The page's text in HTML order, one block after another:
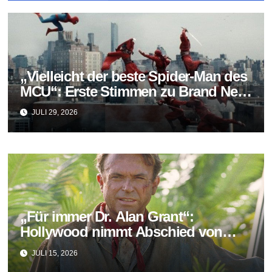
„Vielleicht der beste Spider-Man des
MCU“: Erste Stimmen zu Brand New
Day fallen überraschend positiv aus
JULI 29, 2026
„Für immer Dr. Alan Grant“:
Hollywood nimmt Abschied von
Sam Neill
JULI 15, 2026